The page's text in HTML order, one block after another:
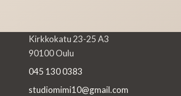
Kirkkokatu 23-25 A3
90100 Oulu
045 130 0383
studiomimi10@gmail.com